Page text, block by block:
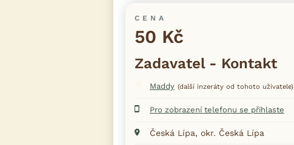
CENA
50 Kč
Zadavatel - Kontakt
Maddy (další inzeráty od tohoto uživatele)
Pro zobrazení telefonu se přihlaste
Česká Lípa, okr. Česká Lípa